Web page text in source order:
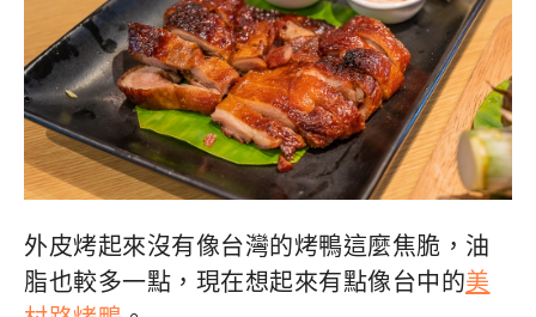
在《Savoey泰式海鮮餐廳》看到烤鴨，除了
好奇以外，更是想看看曼谷烤鴨跟台灣的有
什麼不同，半隻420泰幣，不囉嗦直接點。